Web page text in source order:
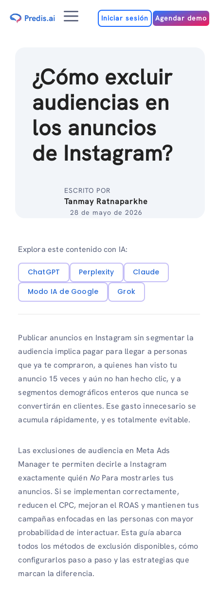
MenúIniciar sesión Agendar demo
¿Cómo excluir
audiencias en
los anuncios
de Instagram?
ESCRITO POR
Tanmay Ratnaparkhe
28 de mayo de 2026
Explora este contenido con IA:
ChatGPT Perplexity
Claude
Modo IA de Google
Grok
Publicar anuncios en Instagram sin segmentar la
audiencia implica pagar para llegar a personas
que ya te compraron, a quienes han visto tu
anuncio 15 veces y aún no han hecho clic, y a
segmentos demográficos enteros que nunca se
convertirán en clientes. Ese gasto innecesario se
acumula rápidamente, y es totalmente evitable.
Las exclusiones de audiencia en Meta Ads
Manager te permiten decirle a Instagram
exactamente quién No Para mostrarles tus
anuncios. Si se implementan correctamente,
reducen el CPC, mejoran el ROAS y mantienen tus
campañas enfocadas en las personas con mayor
probabilidad de interactuar. Esta guía abarca
todos los métodos de exclusión disponibles, cómo
configurarlos paso a paso y las estrategias que
marcan la diferencia.